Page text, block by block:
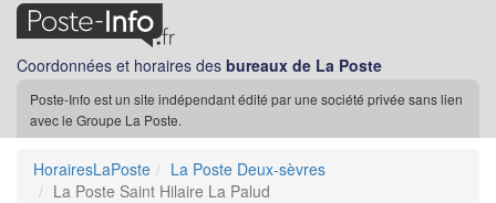
Coordonnées et horaires des bureaux de La Poste
Poste-Info est un site indépendant édité par une société privée sans lien
avec le Groupe La Poste.
HorairesLaPoste
La Poste Deux-sèvres
La Poste Saint Hilaire La Palud